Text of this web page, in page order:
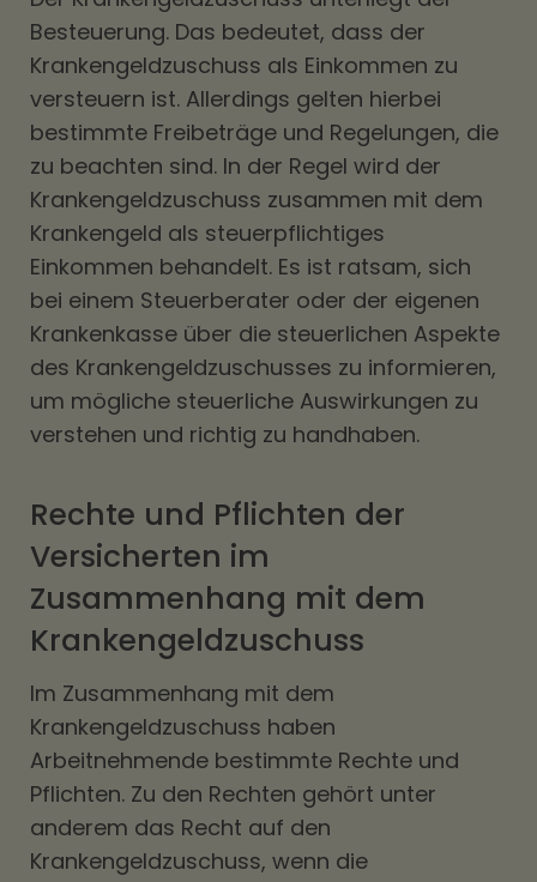
Besteuerung. Das bedeutet, dass der
Krankengeldzuschuss als Einkommen zu
versteuern ist. Allerdings gelten hierbei
bestimmte Freibeträge und Regelungen, die
zu beachten sind. In der Regel wird der
Krankengeldzuschuss zusammen mit dem
Krankengeld als steuerpflichtiges
Einkommen behandelt. Es ist ratsam, sich
bei einem Steuerberater oder der eigenen
Krankenkasse über die steuerlichen Aspekte
des Krankengeldzuschusses zu informieren,
um mögliche steuerliche Auswirkungen zu
verstehen und richtig zu handhaben.
Rechte und Pflichten der
Versicherten im
Zusammenhang mit dem
Krankengeldzuschuss
Im Zusammenhang mit dem
Krankengeldzuschuss haben
Arbeitnehmende bestimmte Rechte und
Pflichten. Zu den Rechten gehört unter
anderem das Recht auf den
Krankengeldzuschuss, wenn die